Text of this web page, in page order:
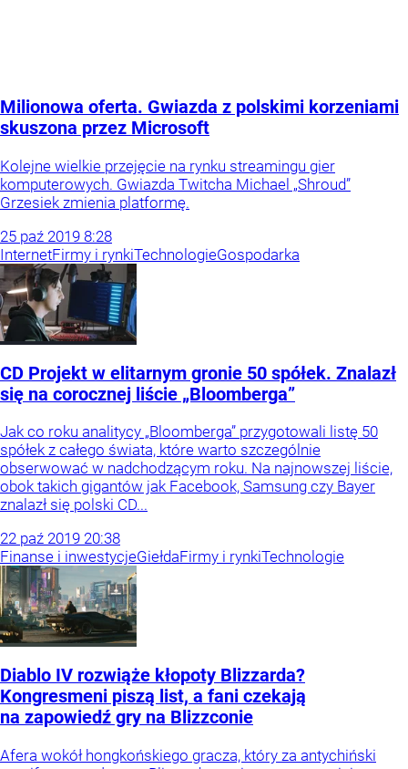
Milionowa oferta. Gwiazda z polskimi korzeniami
skuszona przez Microsoft
Kolejne wielkie przejęcie na rynku streamingu gier
komputerowych. Gwiazda Twitcha Michael „Shroud”
Grzesiek zmienia platformę.
25 paź 2019 8:28
InternetFirmy i rynkiTechnologieGospodarka
CD Projekt w elitarnym gronie 50 spółek. Znalazł
się na corocznej liście „Bloomberga”
Jak co roku analitycy „Bloomberga” przygotowali listę 50
spółek z całego świata, które warto szczególnie
obserwować w nadchodzącym roku. Na najnowszej liście,
obok takich gigantów jak Facebook, Samsung czy Bayer
znalazł się polski CD...
22 paź 2019 20:38
Finanse i inwestycjeGiełdaFirmy i rynkiTechnologie
Diablo IV rozwiąże kłopoty Blizzarda?
Kongresmeni piszą list, a fani czekają
na zapowiedź gry na Blizzconie
Afera wokół hongkońskiego gracza, który za antychiński